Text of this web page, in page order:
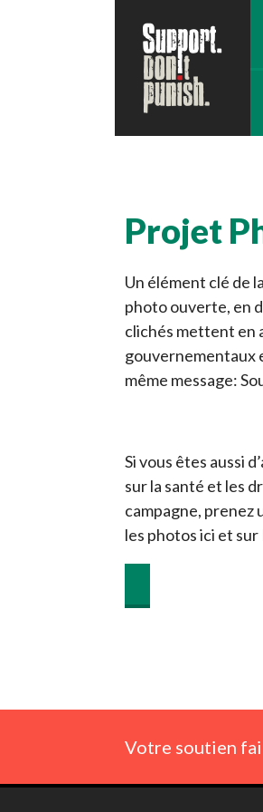
Projet
Un élément clé de
photo ouverte, en
clichés mettent en
gouvernementaux
même message:
Si vous êtes aussi
sur la santé et les
campagne, prenez
les photos ici et sur
Votre soutien